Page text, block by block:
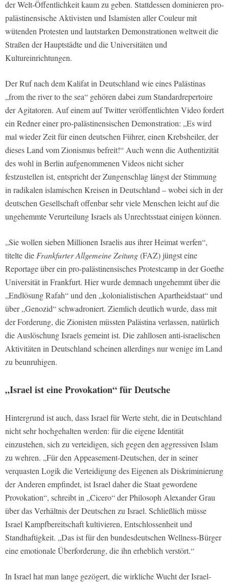
der Welt-Öffentlichkeit kaum zu geben. Stattdessen dominieren pro-
palästinensische Aktivisten und Islamisten aller Couleur mit
wütenden Protesten und lautstarken Demonstrationen weltweit die
Straßen der Hauptstädte und die Universitäten und
Kultureinrichtungen.
Der Ruf nach dem Kalifat in Deutschland wie eines Palästinas
„from the river to the sea“ gehören dabei zum Standardrepertoire
der Agitatoren. Auf einem auf Twitter veröffentlichten Video fordert
ein Redner einer pro-palästinensischen Demonstration: „Es wird
mal wieder Zeit für einen deutschen Führer, einen Krebsheiler, der
dieses Land vom Zionismus befreit!“ Auch wenn die Authentizität
des wohl in Berlin aufgenommenen Videos nicht sicher
festzustellen ist, entspricht der Zungenschlag längst der Stimmung
in radikalen islamischen Kreisen in Deutschland – wobei sich in der
deutschen Gesellschaft offenbar sehr viele Menschen leicht auf die
ungehemmte Verurteilung Israels als Unrechtsstaat einigen können.
„Sie wollen sieben Millionen Israelis aus ihrer Heimat werfen“,
titelte die Frankfurter Allgemeine Zeitung(FAZ) jüngst eine
Reportage über ein pro-palästinensisches Protestcamp in der Goethe
Universität in Frankfurt. Hier wurde demnach ungehemmt über die
„Endlösung Rafah“ und den „kolonialistischen Apartheidstaat“ und
über „Genozid“ schwadroniert. Ziemlich deutlich wurde, dass mit
der Forderung, die Zionisten müssten Palästina verlassen, natürlich
die Auslöschung Israels gemeint ist. Die zahllosen anti-israelischen
Aktivitäten in Deutschland scheinen allerdings nur wenige im Land
zu beunruhigen.
„Israel ist eine Provokation“ für Deutsche
Hintergrund ist auch, dass Israel für Werte steht, die in Deutschland
nicht sehr hochgehalten werden: für die eigene Identität
einzustehen, sich zu verteidigen, sich gegen den aggressiven Islam
zu wehren. „Für den Appeasement-Deutschen, der in seiner
verquasten Logik die Verteidigung des Eigenen als Diskriminierung
der Anderen empfindet, ist Israel daher die Staat gewordene
Provokation“, schreibt in „Cicero“ der Philosoph Alexander Grau
über das Verhältnis der Deutschen zu Israel. Schließlich müsse
Israel Kampfbereitschaft kultivieren, Entschlossenheit und
Standhaftigkeit. „Das ist für den bundesdeutschen Wellness-Bürger
eine emotionale Überforderung, die ihn erheblich verstört.“
In Israel hat man lange gezögert, die wirkliche Wucht der Israel-